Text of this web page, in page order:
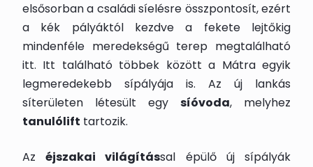
elsősorban a családi síelésre összpontosít, ezért
a kék pályáktól kezdve a fekete lejtőkig
mindenféle meredekségű terep megtalálható
itt. Itt található többek között a Mátra egyik
legmeredekebb sípályája is. Az új lankás
síterületen létesült egy síóvoda, melyhez
tanulólift tartozik.
Azéjszakai világítással épülő új sípályák